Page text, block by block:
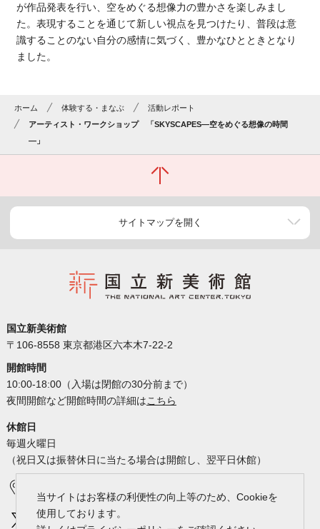
当サイトはお客様の利便性の向上等のため、Cookieを
使用しております。
が作品発表を行い、空をめぐる想像力の豊かさを楽しみまし
た。表現することを通じて新しい視点を見つけたり、普段は意
識することのない自分の感情に気づく、豊かなひとときとなり
ました。
ホーム 体験する・まなぶ
活動レポート
アーティスト・ワークショップ 「SKYSCAPES―空をめぐる想像の時間
―」
サイトマップを開く
国立新美術館
〒106-8558 東京都港区六本木7-22-2
開館時間
10:00-18:00（入場は閉館の30分前まで）
夜間開館など開館時間の詳細はこちら
休館日
毎週火曜日
（祝日又は振替休日に当たる場合は開館し、翌平日休館）